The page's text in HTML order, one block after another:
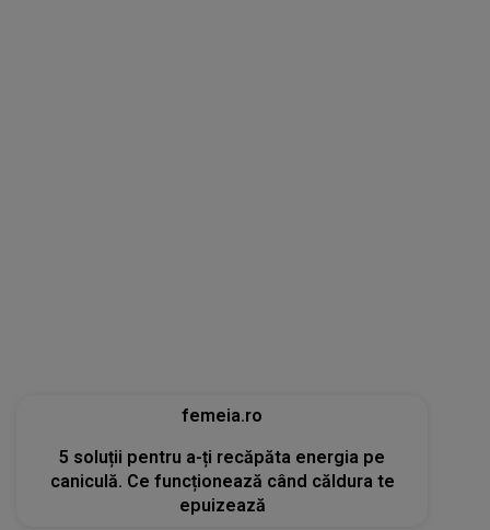
femeia.ro
5 soluții pentru a-ți recăpăta energia pe
caniculă. Ce funcționează când căldura te
epuizează